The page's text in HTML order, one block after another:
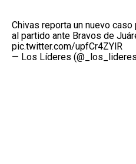
Chivas reporta un nuevo
al partido ante Bravos de
pic.twitter.com/upfCr4ZYlR
— Los Líderes